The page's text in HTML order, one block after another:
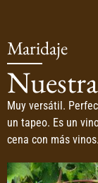
Maridaje
Muy versátil.
un tapeo. Es un
cena con más vinos.